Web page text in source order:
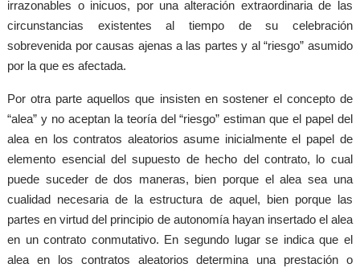
irrazonables o inicuos, por una alteración extraordinaria de las
circunstancias existentes al tiempo de su celebración
sobrevenida por causas ajenas a las partes y al “riesgo” asumido
por la que es afectada.
Por otra parte aquellos que insisten en sostener el concepto de
“alea” y no aceptan la teoría del “riesgo” estiman que el papel del
alea en los contratos aleatorios asume inicialmente el papel de
elemento esencial del supuesto de hecho del contrato, lo cual
puede suceder de dos maneras, bien porque el alea sea una
cualidad necesaria de la estructura de aquel, bien porque las
partes en virtud del principio de autonomía hayan insertado el alea
en un contrato conmutativo. En segundo lugar se indica que el
alea en los contratos aleatorios determina una prestación o